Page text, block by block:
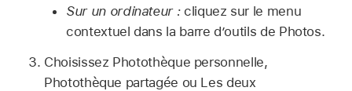
Sur un ordinateur : cliquez sur le menu
contextuel dans la barre d’outils de Photos.
Choisissez Photothèque personnelle,
Photothèque partagée ou Les deux